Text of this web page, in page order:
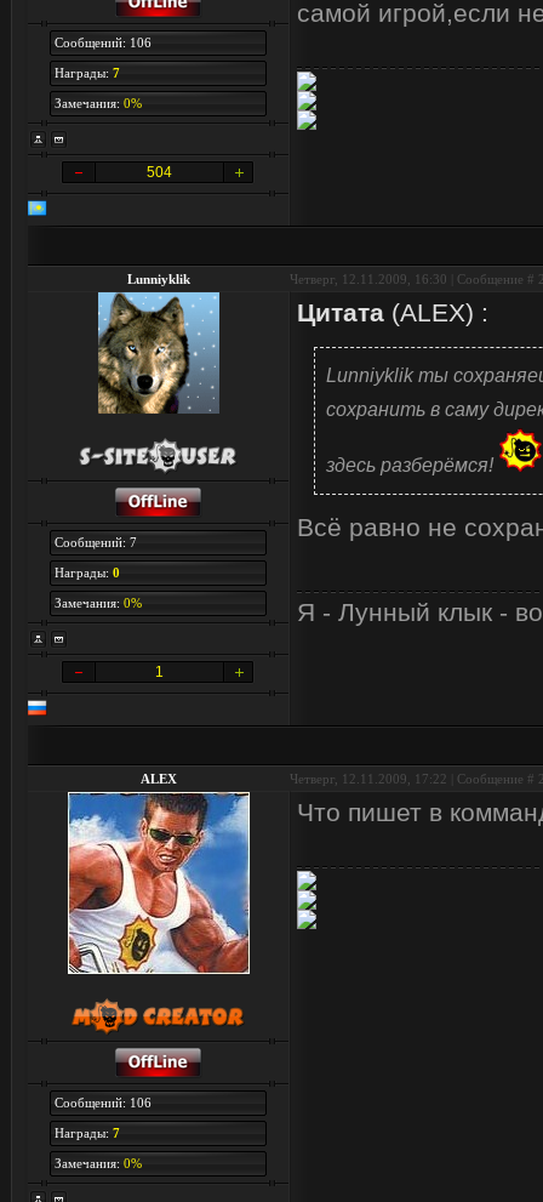
Сообщений: 106
Награды: 7
Замечания: 0%
504
самой игрой,если
Lunniyklik Четверг, 12.11.2009, 16:30 | Сообщение #
Сообщений: 7
Награды: 0
Замечания: 0%
1
Цитата (ALEX) :
Lunniyklik ты
сохранить в саму
здесь разберёмся!
Всё равно не
Я - Лунный клык -
ALEX Четверг, 12.11.2009, 17:22 | Сообщение #
Сообщений: 106
Награды: 7
Замечания: 0%
Что пишет в